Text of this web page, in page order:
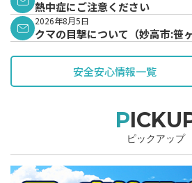
熱中症にご注意ください
2026年8月5日
クマの目撃について（妙高市:笹ヶ
安全安心情報一覧
ピックアップ